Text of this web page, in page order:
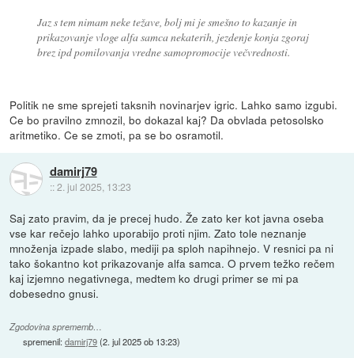
Jaz s tem nimam neke težave, bolj mi je smešno to kazanje in
prikazovanje vloge alfa samca nekaterih, jezdenje konja zgoraj
brez ipd pomilovanja vredne samopromocije večvrednosti.
Politik ne sme sprejeti taksnih novinarjev igric. Lahko samo izgubi.
Ce bo pravilno zmnozil, bo dokazal kaj? Da obvlada petosolsko
aritmetiko. Ce se zmoti, pa se bo osramotil.
damirj79
::2. jul 2025, 13:23
Saj zato pravim, da je precej hudo. Že zato ker kot javna oseba
vse kar rečejo lahko uporabijo proti njim. Zato tole neznanje
množenja izpade slabo, mediji pa sploh napihnejo. V resnici pa ni
tako šokantno kot prikazovanje alfa samca. O prvem težko rečem
kaj izjemno negativnega, medtem ko drugi primer se mi pa
dobesedno gnusi.
Zgodovina sprememb…
spremenil:damirj79(2. jul 2025 ob 13:23)